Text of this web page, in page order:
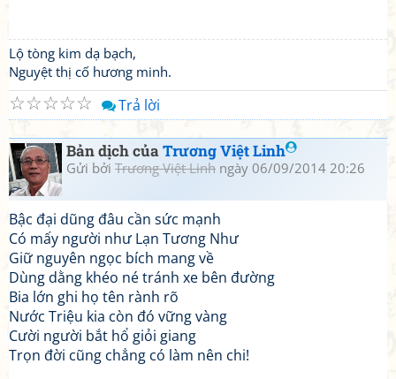
Lộ tòng kim dạ bạch,
Nguyệt thị cố hương minh.
☆
☆
☆
☆
☆ Trả lời
Bản dịch củaTrương Việt Linh
Gửi bởi Trương Việt Linh ngày 06/09/2014 20:26
Bậc đại dũng đâu cần sức mạnh
Có mấy người như Lạn Tương Như
Giữ nguyên ngọc bích mang về
Dùng dằng khéo né tránh xe bên đường
Bia lớn ghi họ tên rành rõ
Nước Triệu kia còn đó vững vàng
Cười người bắt hổ giỏi giang
Trọn đời cũng chẳng có làm nên chi!